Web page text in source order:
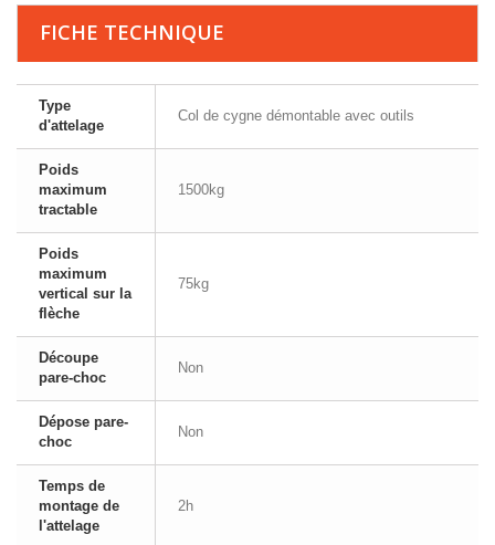
FICHE TECHNIQUE
Type
d'attelage
Col de cygne démontable avec outils
Poids
maximum
tractable
1500kg
Poids
maximum
vertical sur la
flèche
75kg
Découpe
pare-choc
Non
Dépose pare-
choc
Non
Temps de
montage de
l'attelage
2h